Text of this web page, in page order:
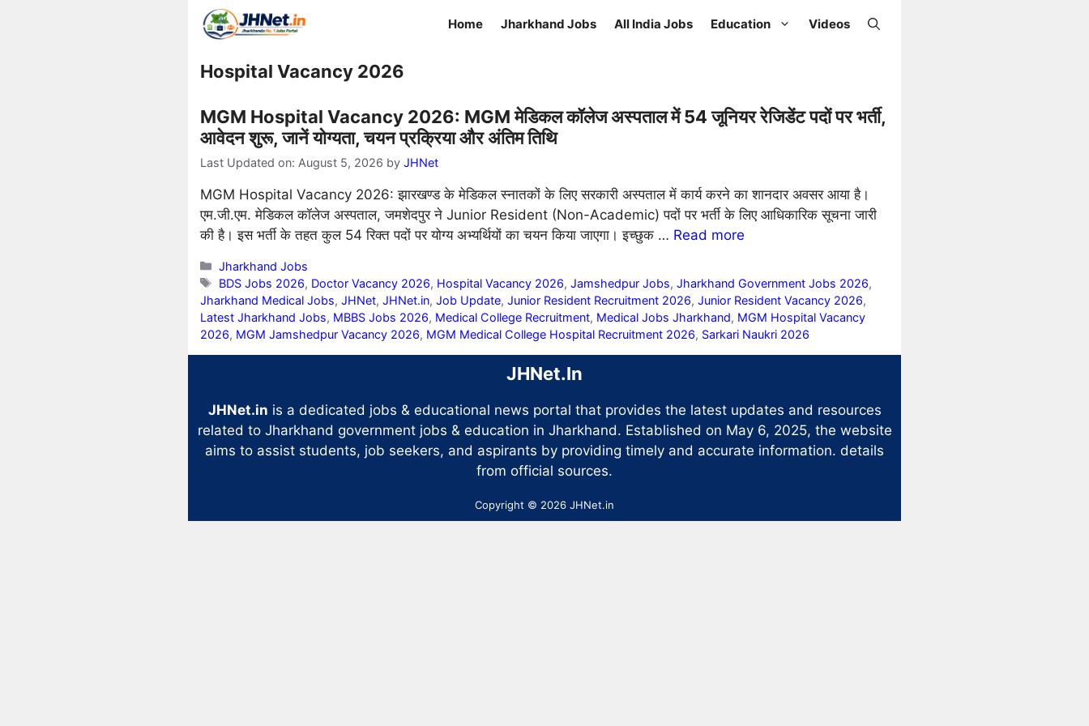
Home Jharkhand Jobs All India Jobs Education Videos
Hospital Vacancy 2026
MGM Hospital Vacancy 2026: MGM मेडिकल कॉलेज अस्पताल में 54 जूनियर रेजिडेंट पदों पर भर्ती,
आवेदन शुरू, जानें योग्यता, चयन प्रक्रिया और अंतिम तिथि
Last Updated on: August 5, 2026 by JHNet
MGM Hospital Vacancy 2026: झारखण्ड के मेडिकल स्नातकों के लिए सरकारी अस्पताल में कार्य करने का शानदार अवसर आया है।
एम.जी.एम. मेडिकल कॉलेज अस्पताल, जमशेदपुर ने Junior Resident (Non-Academic) पदों पर भर्ती के लिए आधिकारिक सूचना जारी
की है। इस भर्ती के तहत कुल 54 रिक्त पदों पर योग्य अभ्यर्थियों का चयन किया जाएगा। इच्छुक … Read more
Categories
Jharkhand Jobs
Tags
BDS Jobs 2026, Doctor Vacancy 2026, Hospital Vacancy 2026,Jamshedpur Jobs,Jharkhand Government Jobs 2026,
Jharkhand Medical Jobs, JHNet, JHNet.in, Job Update, Junior Resident Recruitment 2026, Junior Resident Vacancy 2026,
Latest Jharkhand Jobs, MBBS Jobs 2026, Medical College Recruitment, Medical Jobs Jharkhand, MGM Hospital Vacancy
2026, MGM Jamshedpur Vacancy 2026, MGM Medical College Hospital Recruitment 2026, Sarkari Naukri 2026
JHNet.In
JHNet.in is a dedicated jobs & educational news portal that provides the latest updates and resources
related to Jharkhand government jobs & education in Jharkhand. Established on May 6, 2025, the website
aims to assist students, job seekers, and aspirants by providing timely and accurate information. details
from official sources.
Copyright © 2026 JHNet.in